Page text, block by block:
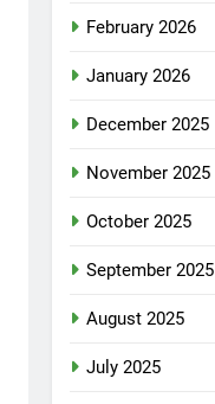
February 2026
January 2026
December 2025
November 2025
October 2025
September 2025
August 2025
July 2025